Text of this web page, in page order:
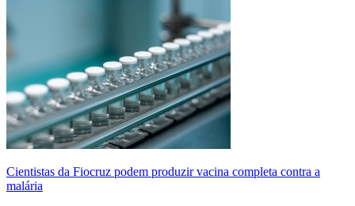
Cientistas da Fiocruz podem produzir vacina completa contra a
malária